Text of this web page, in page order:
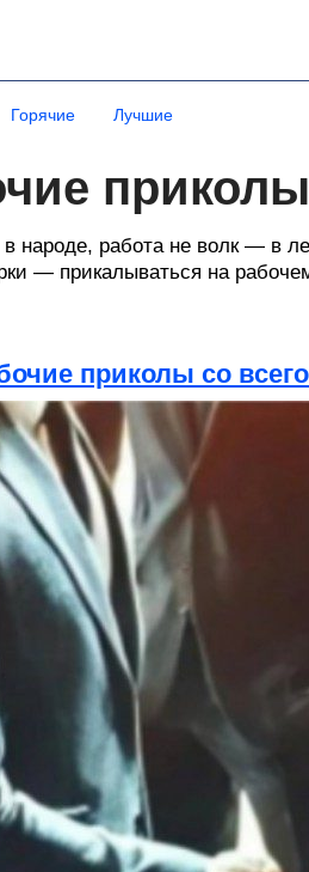
Горячие Лучшие
в народе, работа не волк — в
— прикалываться на
приколы со